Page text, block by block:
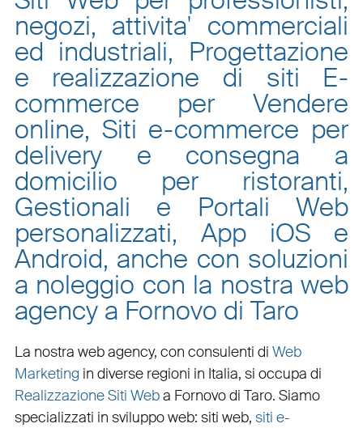
negozi, attivita' commerciali
ed industriali, Progettazione
e realizzazione di siti E-
commerce per Vendere
online, Siti e-commerce per
delivery e consegna a
domicilio per ristoranti,
Gestionali e Portali Web
personalizzati, App iOS e
Android, anche con soluzioni
a noleggio con la nostra web
agency a Fornovo di Taro
La nostra web agency, con consulenti di Web
Marketing in diverse regioni in Italia, si occupa di
Realizzazione Siti Weba Fornovo di Taro. Siamo
specializzati in sviluppo web: siti web, siti e-